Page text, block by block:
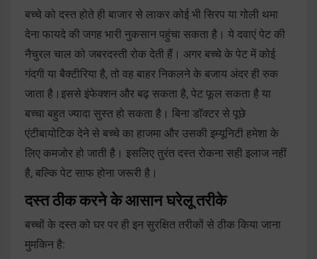
बच्चे को दस्त होते ही बाजार से लाकर कोई भी सिरप या गोली थमा
देना फायदे की जगह भारी नुकसान पहुंचा सकता है। ये दवाएं पेट की
नैचुरल चाल को जबरदस्ती रोक देती हैं। अगर बच्चे के पेट में कोई
गंदगी या बैक्टीरिया है, तो वह बाहर निकलने के बजाय अंदर ही रुक
जाता है।इससे इंफेक्शन और बढ़ सकता है, पेट फूल सकता है या
बच्चा बहुत ज्यादा सुस्त हो सकता है। बिना डॉक्टर से पूछे
एंटीबायोटिक देने से बच्चे का हाजमा और उसकी इम्यूनिटी हमेशा के
लिए कमजोर हो जाती है। इसलिए तुरंत दस्त रोकना सही इलाज नहीं
है, बल्कि पेट साफ होना जरूरी है।
दस्त ठीक करने के आसान घरेलू तरीके
बच्चों के दस्त को घर पर ही इन सुरक्षित तरीकों से ठीक किया जाना
मुमकिन है: